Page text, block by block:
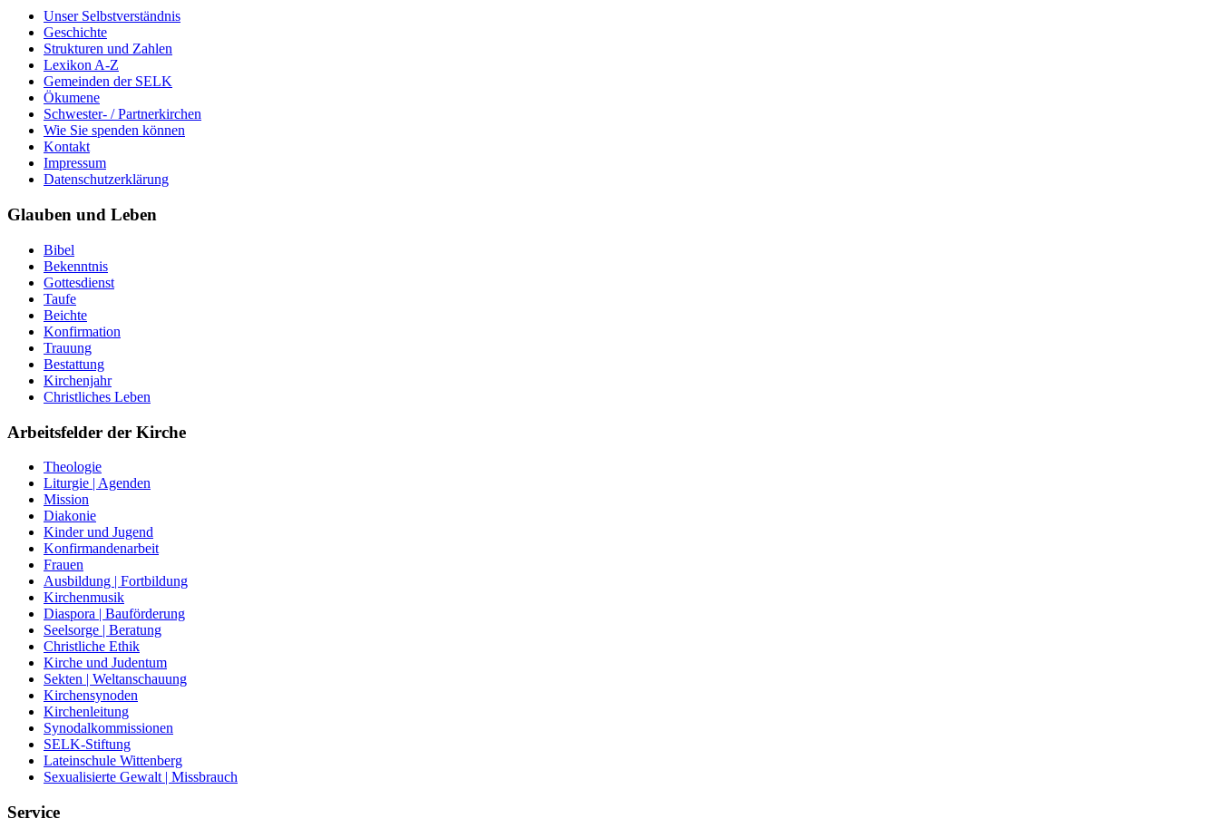
Unser Selbstverständnis
Geschichte
Strukturen und Zahlen
Lexikon A-Z
Gemeinden der SELK
Ökumene
Schwester- / Partnerkirchen
Wie Sie spenden können
Kontakt
Impressum
Datenschutzerklärung
Glauben und Leben
Bibel
Bekenntnis
Gottesdienst
Taufe
Beichte
Konfirmation
Trauung
Bestattung
Kirchenjahr
Christliches Leben
Arbeitsfelder der Kirche
Theologie
Liturgie | Agenden
Mission
Diakonie
Kinder und Jugend
Konfirmandenarbeit
Frauen
Ausbildung | Fortbildung
Kirchenmusik
Diaspora | Bauförderung
Seelsorge | Beratung
Christliche Ethik
Kirche und Judentum
Sekten | Weltanschauung
Kirchensynoden
Kirchenleitung
Synodalkommissionen
SELK-Stiftung
Lateinschule Wittenberg
Sexualisierte Gewalt | Missbrauch
Service